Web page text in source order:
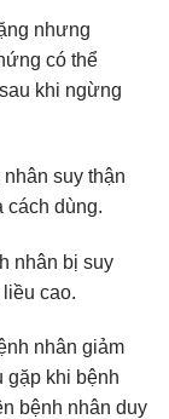
nhưng
có thể
khi ngừng
suy thận
cách dùng.
nhân bị suy
cao.
nhân giảm
gặp khi bệnh
bệnh nhân duy